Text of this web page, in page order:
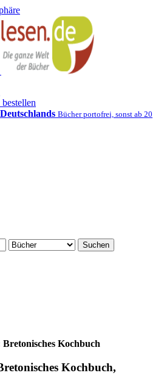
Bücher portofrei, sonst ab 20
Suchen
Kochbuch
Kochbuch,